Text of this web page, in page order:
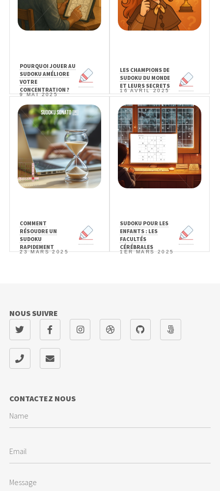
POURQUOI JOUER AU
SUDOKU AMÉLIORE
VOTRE
CONCENTRATION ?
9 MAI 2025
LES CHAMPIONS DE
SUDOKU DU MONDE
ET LEURS SECRETS
16 AVRIL 2025
COMMENT
RÉSOUDRE UN
SUDOKU
RAPIDEMENT
23 MARS 2025
SUDOKU POUR LES
ENFANTS : LES
FACULTÉS
CÉRÉBRALES
1ER MARS 2025
CONTACTEZ NOUS
NOUS SUIVRE